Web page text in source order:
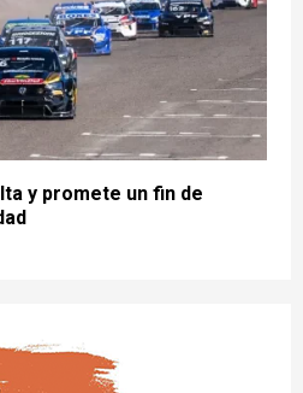
y promete un fin de